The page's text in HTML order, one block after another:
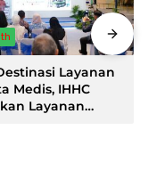
Layanan
Medis, IHHC
Layanan